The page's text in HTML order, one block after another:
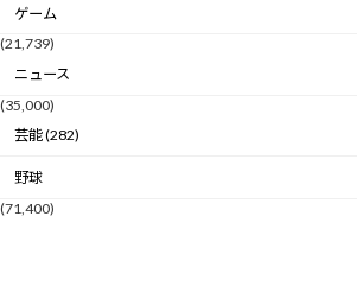
ゲーム
(21,739)
ニュース
(35,000)
芸能 (282)
野球
(71,400)